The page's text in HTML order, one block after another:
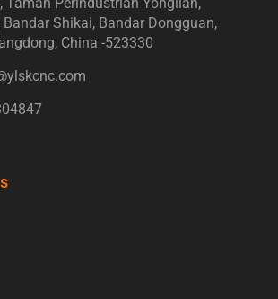
Shikai, Bandar Dongguan,
China -523330